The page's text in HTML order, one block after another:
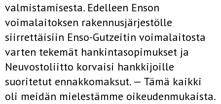
valmistamisesta. Edelleen Enson
voimalaitoksen raken­nusjärjestölle
siirrettäisiin Enso-Gutzeitin voimalaitosta
varten tekemät hankintasopimukset ja
Neuvostoliitto korvaisi hankkijoille
suoritetut ennakkomaksut. — Tämä kaikki
oli meidän mielestämme oikeuden­mukaista.